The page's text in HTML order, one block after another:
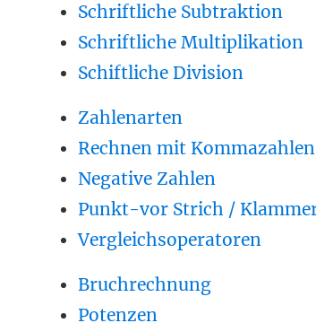
Schriftliche Subtraktion
Schriftliche Multiplikation
Schiftliche Division
Zahlenarten
Rechnen mit Kommazahlen
Negative Zahlen
Punkt-vor Strich /
Vergleichsoperatoren
Bruchrechnung
Potenzen